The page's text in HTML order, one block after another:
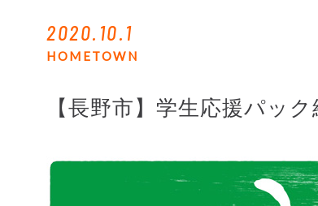
2020.10.1
HOMETOWN
【長野市】学生応援パッ